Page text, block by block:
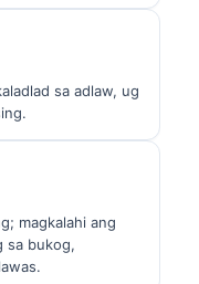
sa adlaw, ug
magkalahi ang
sa bukog,